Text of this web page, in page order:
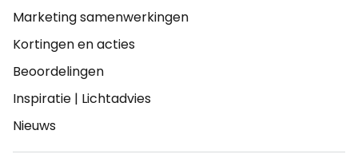
Marketing samenwerkingen
Kortingen en acties
Beoordelingen
Inspiratie | Lichtadvies
Nieuws